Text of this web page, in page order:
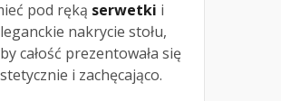
pod ręką serwetki i
nakrycie stołu,
całość prezentowała się
i zachęcająco.